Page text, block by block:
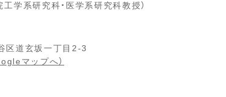
学系研究科・医学系研究科教授）
区道玄坂一丁目2-3
マップへ）